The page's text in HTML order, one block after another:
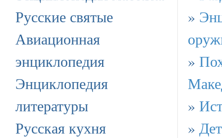
Русские святые
Авиационная
энциклопедия
Энциклопедия
литературы
Русская кухня
»
»
»
»